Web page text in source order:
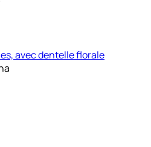
avec dentelle florale